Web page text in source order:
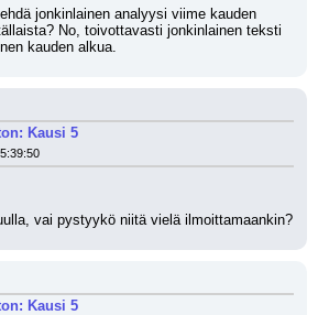
jonkinlainen analyysi viime kauden
No, toivottavasti jonkinlainen teksti
kauden alkua.
Kausi 5
vai pystyykö niitä vielä ilmoittamaankin?
Kausi 5